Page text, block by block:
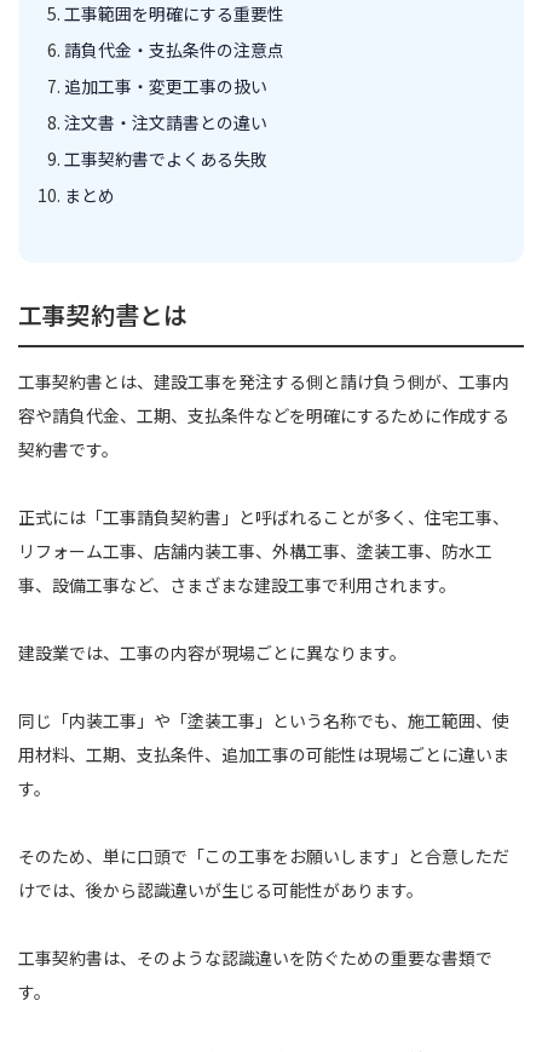
工事範囲を明確にする重要性
請負代金・支払条件の注意点
追加工事・変更工事の扱い
注文書・注文請書との違い
工事契約書でよくある失敗
まとめ
工事契約書とは
工事契約書とは、建設工事を発注する側と請け負う側が、工事内
容や請負代金、工期、支払条件などを明確にするために作成する
契約書です。
正式には「工事請負契約書」と呼ばれることが多く、住宅工事、
リフォーム工事、店舗内装工事、外構工事、塗装工事、防水工
事、設備工事など、さまざまな建設工事で利用されます。
建設業では、工事の内容が現場ごとに異なります。
同じ「内装工事」や「塗装工事」という名称でも、施工範囲、使
用材料、工期、支払条件、追加工事の可能性は現場ごとに違いま
す。
そのため、単に口頭で「この工事をお願いします」と合意しただ
けでは、後から認識違いが生じる可能性があります。
工事契約書は、そのような認識違いを防ぐための重要な書類で
す。